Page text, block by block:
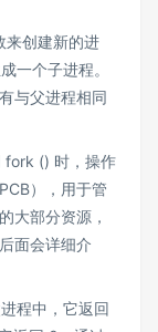
来创建新的进
一个子进程。
与父进程相同
fork () 时，操作
），用于管
大部分资源，
面会详细介
程中，它返回